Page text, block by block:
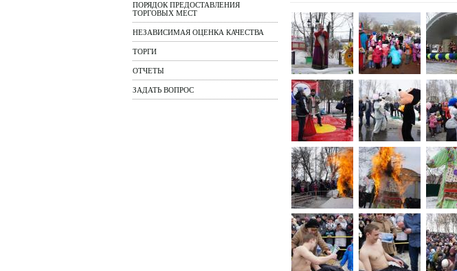
ПОРЯДОК ПРЕДОСТАВЛЕНИЯ
ТОРГОВЫХ МЕСТ
НЕЗАВИСИМАЯ ОЦЕНКА КАЧЕСТВА
ТОРГИ
ОТЧЕТЫ
ЗАДАТЬ ВОПРОС